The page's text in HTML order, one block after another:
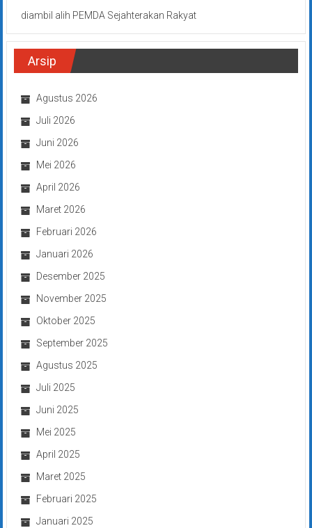
diambil alih PEMDA Sejahterakan Rakyat
Arsip
Agustus 2026
Juli 2026
Juni 2026
Mei 2026
April 2026
Maret 2026
Februari 2026
Januari 2026
Desember 2025
November 2025
Oktober 2025
September 2025
Agustus 2025
Juli 2025
Juni 2025
Mei 2025
April 2025
Maret 2025
Februari 2025
Januari 2025